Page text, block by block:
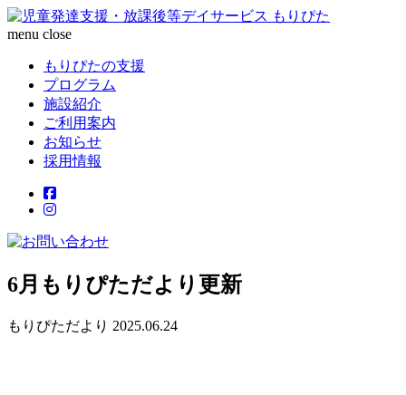
menu close
もりぴたの支援
プログラム
施設紹介
ご利用案内
お知らせ
採用情報
6月もりぴただより更新
もりぴただより 2025.06.24